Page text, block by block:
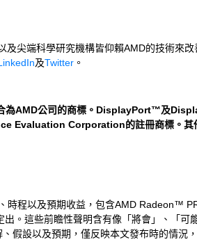
尖端科學研究機構皆仰賴AMD的技術來
及Twitter 。
為AMD公司的商標。DisplayPort™及
Evaluation Corporation的註冊商標。其
程以及預期收益，包含AMD Radeon™
。這些前瞻性聲明含有像「將會」、「可
假設以及預期，僅反映本文發布時的情況